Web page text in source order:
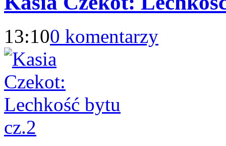
13:100 komentarzy